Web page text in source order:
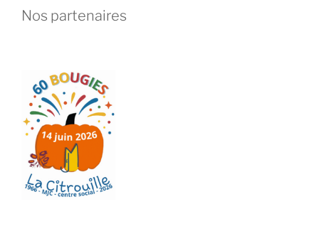
Nos partenaires